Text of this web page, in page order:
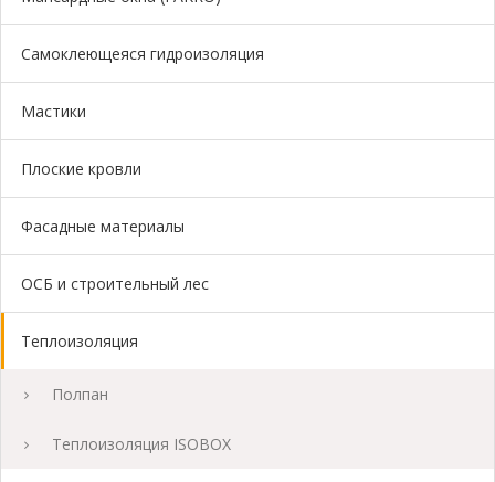
Самоклеющеяся гидроизоляция
Мастики
Плоские кровли
Фасадные материалы
ОСБ и строительный лес
Теплоизоляция
Полпан
Теплоизоляция ISOBOX